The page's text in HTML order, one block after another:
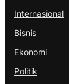
Internasional
Bisnis
Ekonomi
Politik